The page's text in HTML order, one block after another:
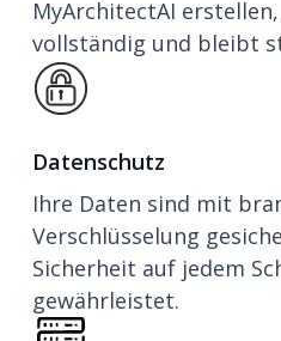
MyArchitectAI
vollständig und bleibt
Datenschutz
Ihre Daten sind mit
Verschlüsselung
Sicherheit auf jedem
gewährleistet.